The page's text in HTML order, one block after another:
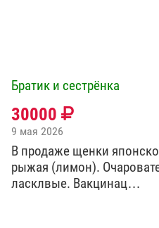
Братик и сестрёнка
30000
9 мая 2026
В продаже щенки
рыжая (лимон).
ласклвые. Вакцинац…